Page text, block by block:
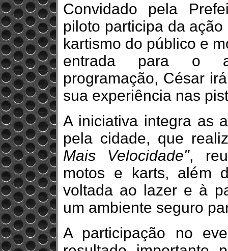
Convidado pela
piloto participa da
kartismo do público e
entrada para o
programação, César
sua experiência nas
A iniciativa integra as
pela cidade, que
Mais Velocidade",
motos e karts, além
voltada ao lazer e à
um ambiente seguro
A participação no